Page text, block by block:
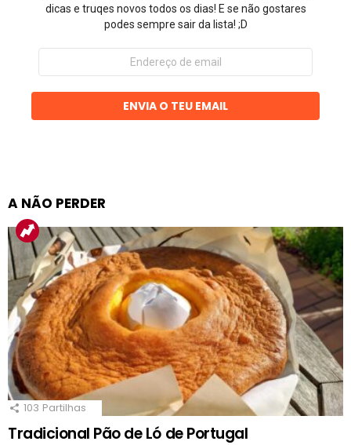
dicas e truqes novos todos os dias! E se não gostares
podes sempre sair da lista! ;D
Endereço
email
ENVIA O TEU EMAIL
A NÃO PERDER
103 Partilhas
Tradicional Pão de Ló de Portugal